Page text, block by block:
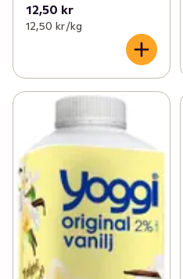
12,50 kr
12,50 kr /kg